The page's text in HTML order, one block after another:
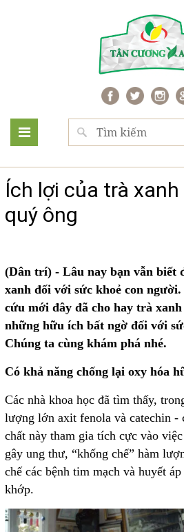
Ích lợi của trà
quý ông
(Dân trí) - Lâu nay bạn vẫn biết
xanh đối với sức khoẻ con
cứu mới đây đã cho hay trà
những hữu ích bất ngờ đối với
Chúng ta cùng khám phá nhé.
Có khả năng chống lại oxy hóa
Các nhà khoa học đã tìm thấy,
lượng lớn axit fenola và catechin -
chất này tham gia tích cực vào
gây ung thư, “khống chế” hàm
chế các bệnh tim mạch và huyết
khớp.